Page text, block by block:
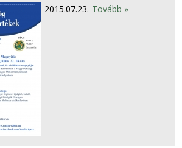
2015.07.23. Tovább »